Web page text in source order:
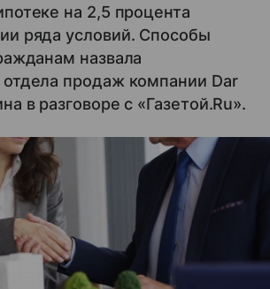
на 2,5 процента
ряда условий. Способы
назвала
отдела продаж компании Dar
в разговоре с «Газетой.Ru».